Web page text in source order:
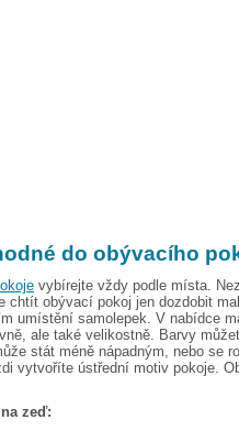
do obývacího
vybírejte vždy podle místa.
chtít obývací pokoj jen dozdobit
umístění samolepek. V nabídce
ale také velikostně. Barvy
stát méně nápadným, nebo se
vytvoříte ústřední motiv pokoje.
zeď: